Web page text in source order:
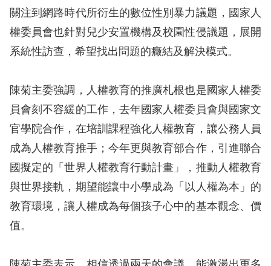
網
站
安
全
政
策
隱
權
關注到網路時代所衍生的數位性別暴力議題，國家人
權委員會也針對兒少安置機構及校園性侵議題，展開
系統性訪查，希望找出問題的癥結及解決模式。
陳菊主委強調，人權教育的推廣札根也是國家人權委
員會刻不容緩的工作，去年國家人權委員會與國家文
官學院合作，在培訓課程強化人權教育，讓公務人員
成為人權教育推手；今年更與教育部合作，引進聯合
國擬定的「世界人權教育行動計畫」，推動人權教育
與世界接軌，期望能讓中小學成為「以人權為本」的
教育環境，讓人權成為每個孩子心中的基本觀念、價
值。